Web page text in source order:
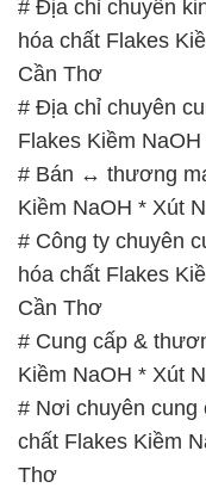
# Bán ↔ thương
Kiềm NaOH * Xút
# Công ty chuyên
hóa chất Flakes
Cần Thơ
# Cung cấp &
Kiềm NaOH * Xút
# Nơi chuyên cung
chất Flakes Kiềm
# Địa chỉ bán &
Flakes Kiềm
# Công ty phân
Flakes Kiềm